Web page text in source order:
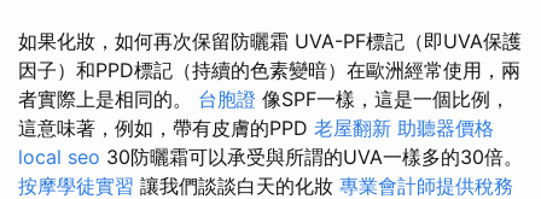
如果化妝，如何再次保留防曬霜 UVA-PF標記（即UVA保護
因子）和PPD標記（持續的色素變暗）在歐洲經常使用，兩
者實際上是相同的。 台胞證 像SPF一樣，這是一個比例，
這意味著，例如，帶有皮膚的PPD 老屋翻新 助聽器價格
local seo 30防曬霜可以承受與所謂的UVA一樣多的30倍​​。
按摩學徒實習 讓我們談談白天的化妝 專業會計師提供稅務